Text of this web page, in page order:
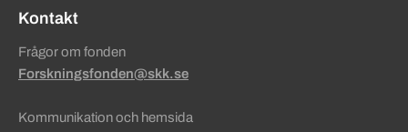
Kontakt
Frågor om fonden
Forskningsfonden@skk.se
Kommunikation och hemsida